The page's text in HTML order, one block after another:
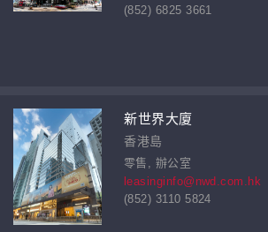
(852) 6825 3661
新世界大廈
香港島
零售, 辦公室
leasinginfo@nwd.com.hk
(852) 3110 5824